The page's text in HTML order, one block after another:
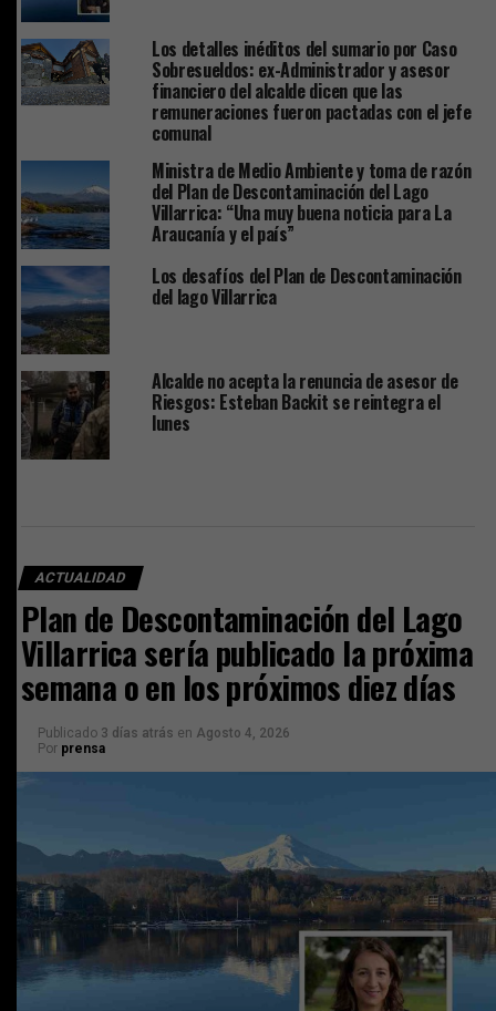
Los detalles inéditos del sumario por Caso
Sobresueldos: ex-Administrador y asesor
financiero del alcalde dicen que las
remuneraciones fueron pactadas con el jefe
comunal
Ministra de Medio Ambiente y toma de razón
del Plan de Descontaminación del Lago
Villarrica: “Una muy buena noticia para La
Araucanía y el país”
Los desafíos del Plan de Descontaminación
del lago Villarrica
Alcalde no acepta la renuncia de asesor de
Riesgos: Esteban Backit se reintegra el
lunes
ACTUALIDAD
Plan de Descontaminación del Lago
Villarrica sería publicado la próxima
semana o en los próximos diez días
Publicado 3 días atrás en Agosto 4, 2026
Por prensa